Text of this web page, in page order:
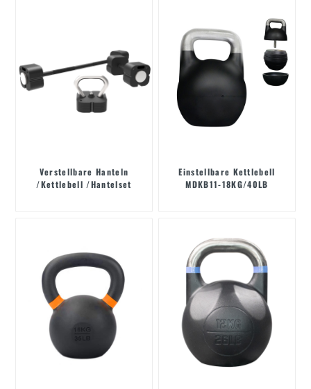
Verstellbare Hanteln
/Kettlebell /Hantelset
Einstellbare Kettlebell
MDKB11-18KG/40LB